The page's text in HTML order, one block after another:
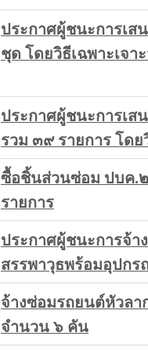
ประกาศผู้ชนะการเส
ชุด โดยวิธีเฉพาะเจา
ประกาศผู้ชนะการเส
รวม ๓๙ รายการ โดย
ซื้อชิ้นส่วนซ่อม ปบค.
รายการ
ประกาศผู้ชนะการจ้า
สรรพาวุธพร้อมอุปกร
จ้างซ่อมรถยนต์หัวล
จำนวน ๖ คัน